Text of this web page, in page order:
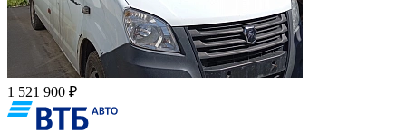
1 521 900 ₽